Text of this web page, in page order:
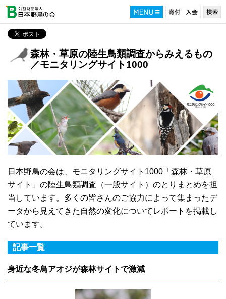
森林・草原の陸生鳥類調査からみえるもの
／モニタリングサイト1000
日本野鳥の会は、モニタリングサイト1000「森林・草原
サイト」の陸生鳥類調査（一般サイト）のとりまとめを担
当しています。多くの皆さんのご協力によって集まったデ
ータから見えてきた自然の変化についてレポートを掲載し
ています。
記事一覧
身近な冬鳥アオジが森林サイトで激減